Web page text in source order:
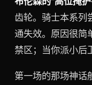
齿轮。骑士本系
通失效。原因很简
禁区；当你派小后
第一场的那场神话